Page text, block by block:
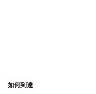
如何到達